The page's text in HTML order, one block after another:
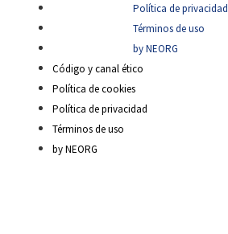
Política de privacidad
Términos de uso
by NEORG
Código y canal ético
Política de cookies
Política de privacidad
Términos de uso
by NEORG